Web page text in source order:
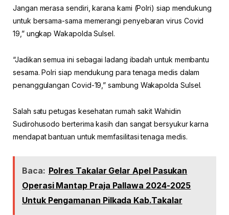
Jangan merasa sendiri, karana kami (Polri) siap mendukung
untuk bersama-sama memerangi penyebaran virus Covid
19,” ungkap Wakapolda Sulsel.
“Jadikan semua ini sebagai ladang ibadah untuk membantu
sesama. Polri siap mendukung para tenaga medis dalam
penanggulangan Covid-19,” sambung Wakapolda Sulsel.
Salah satu petugas kesehatan rumah sakit Wahidin
Sudirohusodo berterima kasih dan sangat bersyukur karna
mendapat bantuan untuk memfasilitasi tenaga medis.
Baca: Polres Takalar Gelar Apel Pasukan
Operasi Mantap Praja Pallawa 2024-2025
Untuk Pengamanan Pilkada Kab.Takalar